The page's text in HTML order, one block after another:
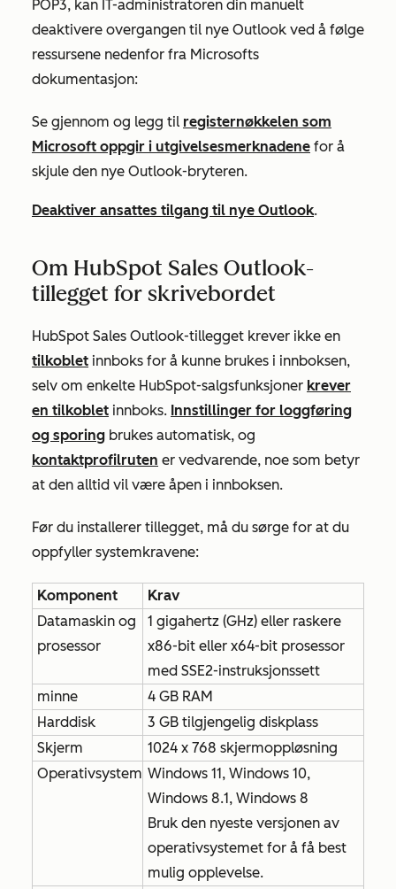
POP3, kan IT-administratoren din manuelt
deaktivere overgangen til nye Outlook ved å følge
ressursene nedenfor fra Microsofts
dokumentasjon:
Se gjennom og legg til registernøkkelen som
Microsoft oppgir i utgivelsesmerknadene for å
skjule den nye Outlook-bryteren.
Deaktiver ansattes tilgang til nye Outlook.
Om HubSpot Sales Outlook-
tillegget for skrivebordet
HubSpot Sales Outlook-tillegget krever ikke en
tilkoblet innboks for å kunne brukes i innboksen,
selv om enkelte HubSpot-salgsfunksjoner krever
en tilkoblet innboks. Innstillinger for loggføring
og sporing brukes automatisk, og
kontaktprofilruten er vedvarende, noe som betyr
at den alltid vil være åpen i innboksen.
Før du installerer tillegget, må du sørge for at du
oppfyller systemkravene:
Komponent
Krav
Datamaskin og
prosessor
1 gigahertz (GHz) eller raskere
x86-bit eller x64-bit prosessor
med SSE2-instruksjonssett
minne
4 GB RAM
Harddisk
3 GB tilgjengelig diskplass
Skjerm
1024 x 768 skjermoppløsning
Operativsystem Windows 11, Windows 10,
Windows 8.1, Windows 8
Bruk den nyeste versjonen av
operativsystemet for å få best
mulig opplevelse.